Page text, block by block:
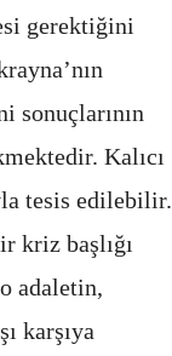
gerektiğini
sonuçlarının
Kalıcı
tesis edilebilir.
kriz başlığı
adaletin,
karşıya